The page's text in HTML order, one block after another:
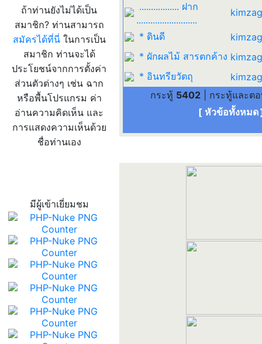
ถ้าท่านยังไม่ได้เป็น
สมาชิก? ท่านสามารถ
สมัครได้ที่นี่ในการเป็น
สมาชิก ท่านจะได้
ประโยชน์จากการตั้งค่า
ส่วนตัวต่างๆ เช่น ฉาก
หรือพื้นโปรแกรม ค่า
อ่านความคิดเห็น และ
การแสดงความเห็นด้วย
ชื่อท่านเอง
มีผู้เข้าเยี่ยมชม
................. ฝาก
..........................
* ดินดี
* ผักผลไม้ สารตกค้าง
* อินทรียวัตถุ
กระทู้ 5402 | กระทู้และต
[ หัวข้อทั้งหมด